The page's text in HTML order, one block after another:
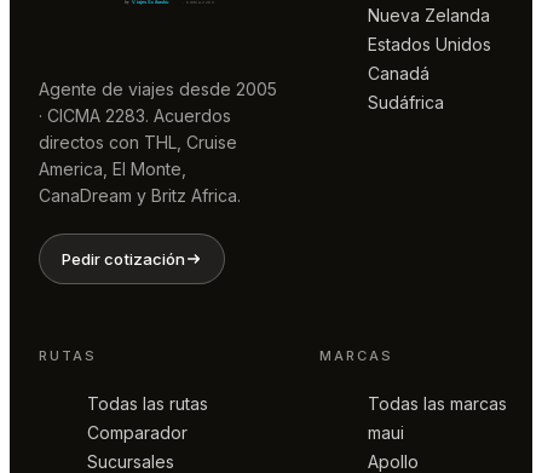
Agente de viajes desde 2005
· CICMA 2283. Acuerdos
directos con THL, Cruise
America, El Monte,
CanaDream y Britz Africa.
Pedir cotización
Nueva Zelanda
Estados Unidos
Canadá
Sudáfrica
RUTAS
Todas las rutas
Comparador
Sucursales
MARCAS
Todas las marcas
maui
Apollo